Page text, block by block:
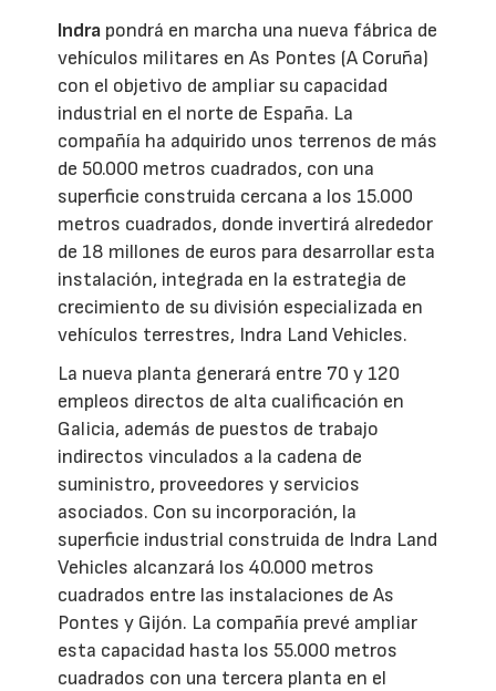
Indra pondrá en marcha una nueva fábrica de
vehículos militares en As Pontes (A Coruña)
con el objetivo de ampliar su capacidad
industrial en el norte de España. La
compañía ha adquirido unos terrenos de más
de 50.000 metros cuadrados, con una
superficie construida cercana a los 15.000
metros cuadrados, donde invertirá alrededor
de 18 millones de euros para desarrollar esta
instalación, integrada en la estrategia de
crecimiento de su división especializada en
vehículos terrestres, Indra Land Vehicles.
La nueva planta generará entre 70 y 120
empleos directos de alta cualificación en
Galicia, además de puestos de trabajo
indirectos vinculados a la cadena de
suministro, proveedores y servicios
asociados. Con su incorporación, la
superficie industrial construida de Indra Land
Vehicles alcanzará los 40.000 metros
cuadrados entre las instalaciones de As
Pontes y Gijón. La compañía prevé ampliar
esta capacidad hasta los 55.000 metros
cuadrados con una tercera planta en el